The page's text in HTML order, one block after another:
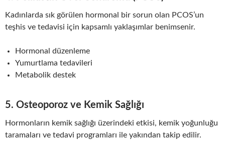
Kadınlarda sık görülen hormonal bir sorun olan PCOS’un
teşhis ve tedavisi için kapsamlı yaklaşımlar benimsenir.
Hormonal düzenleme
Yumurtlama tedavileri
Metabolik destek
5. Osteoporoz ve Kemik Sağlığı
Hormonların kemik sağlığı üzerindeki etkisi, kemik yoğunluğu
taramaları ve tedavi programları ile yakından takip edilir.